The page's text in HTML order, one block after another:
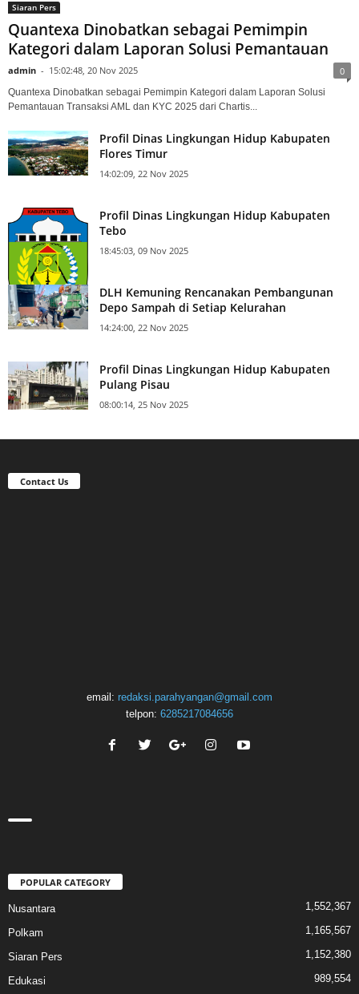
Siaran Pers
Quantexa Dinobatkan sebagai Pemimpin
Kategori dalam Laporan Solusi Pemantauan
admin - 15:02:48, 20 Nov 2025 0
Quantexa Dinobatkan sebagai Pemimpin Kategori dalam Laporan Solusi
Pemantauan Transaksi AML dan KYC 2025 dari Chartis...
Profil Dinas Lingkungan Hidup Kabupaten
Flores Timur
14:02:09, 22 Nov 2025
Profil Dinas Lingkungan Hidup Kabupaten
Tebo
18:45:03, 09 Nov 2025
DLH Kemuning Rencanakan Pembangunan
Depo Sampah di Setiap Kelurahan
14:24:00, 22 Nov 2025
Profil Dinas Lingkungan Hidup Kabupaten
Pulang Pisau
08:00:14, 25 Nov 2025
Contact Us
email: redaksi.parahyangan@gmail.com
telpon: 6285217084656
POPULAR CATEGORY
Nusantara 1,552,367
Polkam 1,165,567
Siaran Pers 1,152,380
Edukasi 989,554